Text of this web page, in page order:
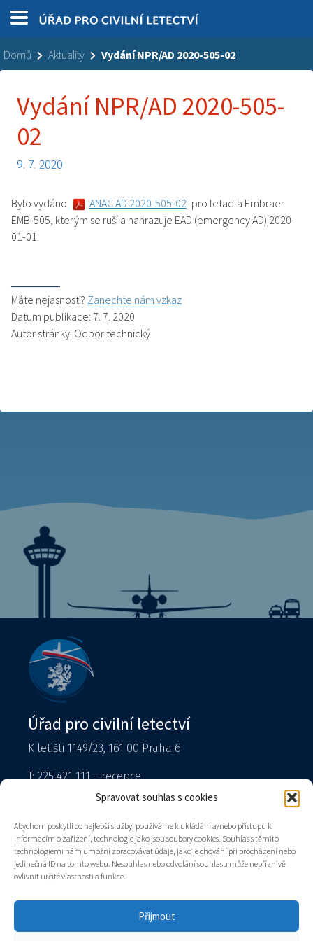
Spravovat souhlas s cookies
Abychom poskytli co nejlepší služby, používáme k ukládání a/nebo přístupu k
informacím o zařízení, technologie jako jsou soubory cookies. Souhlas s těmito
technologiemi nám umožní zpracovávat údaje, jako je chování při procházení nebo
jedinečná ID na tomto webu. Nesouhlas nebo odvolání souhlasu může nepříznivě
ovlivnit určité vlastnosti a funkce.
Přijmout
Domů Aktuality Vydání NPR/AD 2020-505-02
Vydání NPR/AD 2020-505-
02
9. 7. 2020
Bylo vydáno ANAC AD 2020-505-02 pro letadla Embraer
EMB-505, kterým se ruší a nahrazuje EAD (emergency AD) 2020-
01-01.
Máte nejasnosti? Zanechte nám vzkaz
Datum publikace: 7. 7. 2020
Autor stránky: Odbor technický
Úřad pro civilní letectví
K letišti 1149/23, 161 00 Praha 6
T: 225 421 111 – recepce
podatelna@caa.gov.cz
Datová schránka: v8gaaz5
Úřad